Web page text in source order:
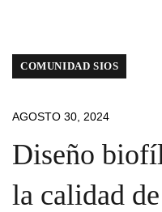
COMUNIDAD SIOS
AGOSTO 30, 2024
Diseño
la calidad